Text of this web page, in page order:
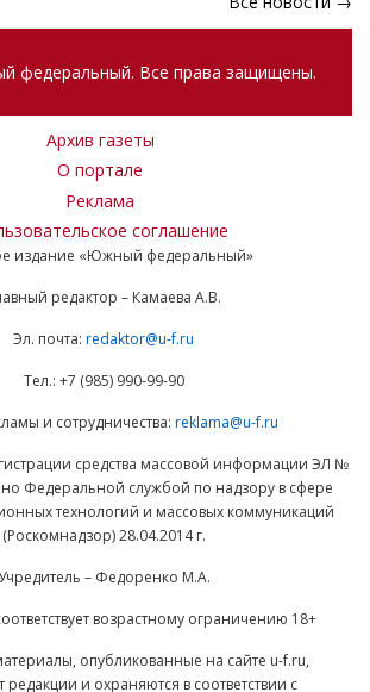
федеральный. Все права защищены.
Архив газеты
О портале
Реклама
соглашение
издание «Южный федеральный»
редактор – Камаева А.В.
Эл. почта: redaktor@u-f.ru
Тел.: +7 (985) 990-99-90
и сотрудничества: reklama@u-f.ru
средства массовой информации ЭЛ №
Федеральной службой по надзору в сфере
технологий и массовых коммуникаций
(Роскомнадзор) 28.04.2014 г.
– Федоренко М.А.
возрастному ограничению 18+
опубликованные на сайте u-f.ru,
редакции и охраняются в соответствии с